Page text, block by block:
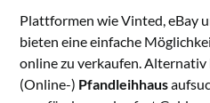
Plattformen wie Vinted, eBay
bieten eine einfache
online zu verkaufen. Alternativ
(Online-) Pfandleihhaus